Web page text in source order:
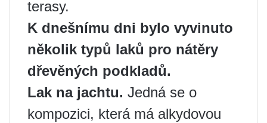
terasy.
K dnešnímu dni bylo vyvinuto
několik typů laků pro nátěry
dřevěných podkladů.
Lak na jachtu. Jedná se o
kompozici, která má alkydovou